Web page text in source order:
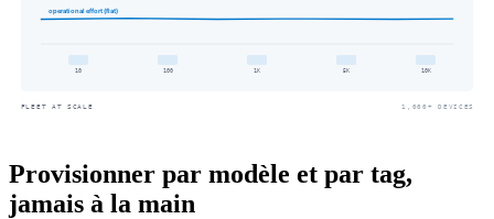
Provisionner par modèle et par tag,
jamais à la main